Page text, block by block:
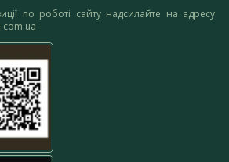
по роботі сайту надсилайте на адресу: